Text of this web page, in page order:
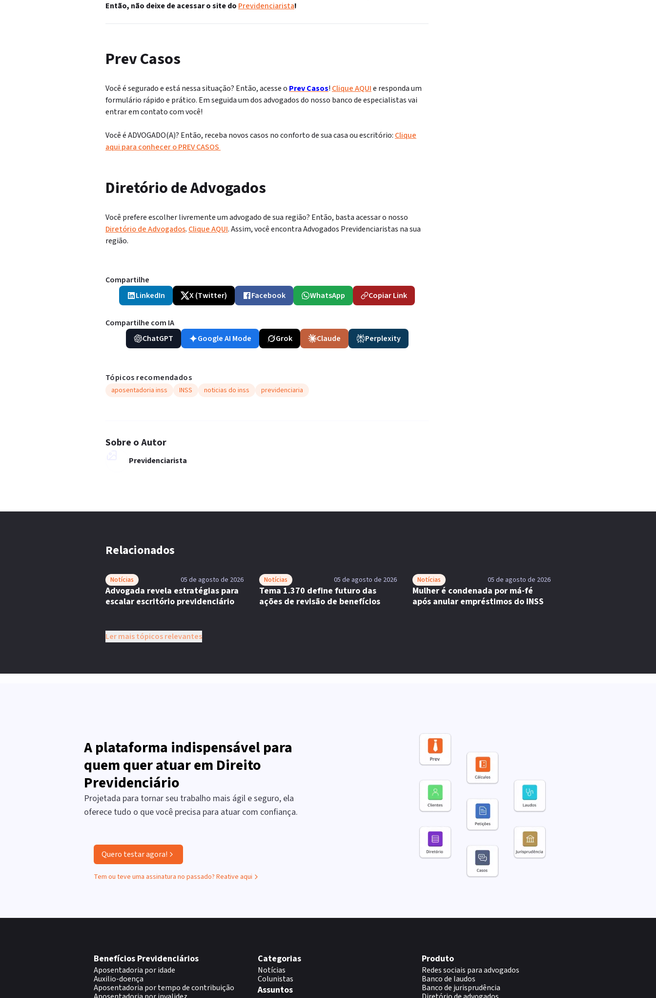
Então, não deixe de acessar o site do Previdenciarista!
Prev Casos
Você é segurado e está nessa situação? Então, acesse o Prev Casos! Clique AQUIe responda um
formulário rápido e prático. Em seguida um dos advogados do nosso banco de especialistas vai
entrar em contato com você!
Você é ADVOGADO(A)? Então, receba novos casos no conforto de sua casa ou escritório: Clique
aqui para conhecer o PREV CASOS
Diretório de Advogados
Você prefere escolher livremente um advogado de sua região? Então, basta acessar o nosso
Diretório de Advogados. Clique AQUI. Assim, você encontra Advogados Previdenciaristas na sua
região.
Compartilhe
LinkedIn
X (Twitter) Facebook WhatsApp Copiar Link
Compartilhe com IA
ChatGPT
Google AI Mode Grok Claude Perplexity
Tópicos recomendados
aposentadoria inss INSS noticias do inss previdenciaria
Sobre o Autor
Previdenciarista
Relacionados
Notícias 05 de agosto de 2026
Advogada revela estratégias para
escalar escritório previdenciário
Notícias 05 de agosto de 2026
Tema 1.370 define futuro das
ações de revisão de benefícios
Notícias 05 de agosto de 2026
Mulher é condenada por má-fé
após anular empréstimos do INSS
Ler mais tópicos relevantes
A plataforma indispensável para
quem quer atuar em Direito
Previdenciário
Projetada para tornar seu trabalho mais ágil e seguro, ela
oferece tudo o que você precisa para atuar com confiança.
Quero testar agora!
Tem ou teve uma assinatura no passado? Reative aqui
Benefícios Previdenciários
Aposentadoria por idade
Auxilio-doença
Aposentadoria por tempo de contribuição
Categorias
Notícias
Colunistas
Assuntos
Produto
Redes sociais para advogados
Banco de laudos
Banco de jurisprudência